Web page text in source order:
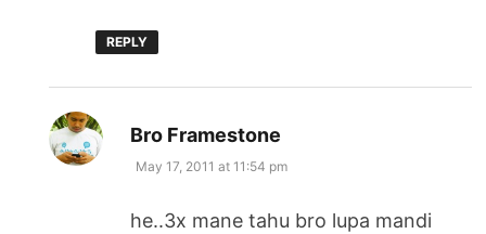
REPLY
Bro Framestone
May 17, 2011 at 11:54 pm
he..3x mane tahu bro lupa mandi